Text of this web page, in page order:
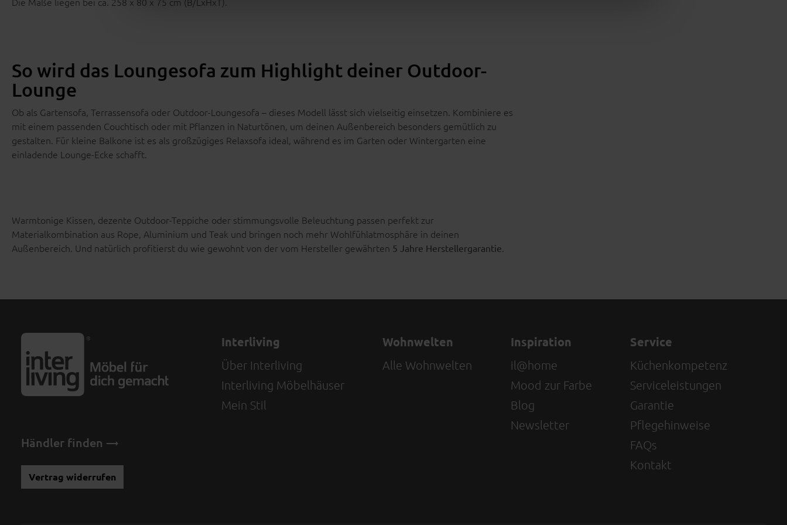
So wird das Loungesofa zum Highlight deiner Outdoor-
Lounge
Ob als Gartensofa, Terrassensofa oder Outdoor-Loungesofa – dieses Modell lässt sich vielseitig einsetzen. Kombiniere es
mit einem passenden Couchtisch oder mit Pflanzen in Naturtönen, um deinen Außenbereich besonders gemütlich zu
gestalten. Für kleine Balkone ist es als großzügiges Relaxsofa ideal, während es im Garten oder Wintergarten eine
einladende Lounge-Ecke schafft.
Warmtonige Kissen, dezente Outdoor-Teppiche oder stimmungsvolle Beleuchtung passen perfekt zur
Materialkombination aus Rope, Aluminium und Teak und bringen noch mehr Wohlfühlatmosphäre in deinen
Außenbereich. Und natürlich profitierst du wie gewohnt von der vom Hersteller gewährten 5 Jahre Herstellergarantie.
Händler finden
Vertrag widerrufen
Interliving
Über Interliving
Interliving Möbelhäuser
Mein Stil
Wohnwelten
Alle Wohnwelten
Inspiration
il@home
Mood zur Farbe
Blog
Newsletter
Service
Küchenkompetenz
Serviceleistungen
Garantie
Pflegehinweise
FAQs
Kontakt